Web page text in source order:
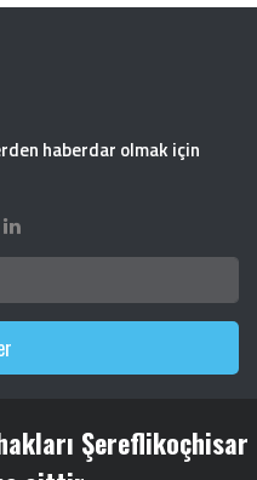
haberdar olmak için
Şereflikoçhisar